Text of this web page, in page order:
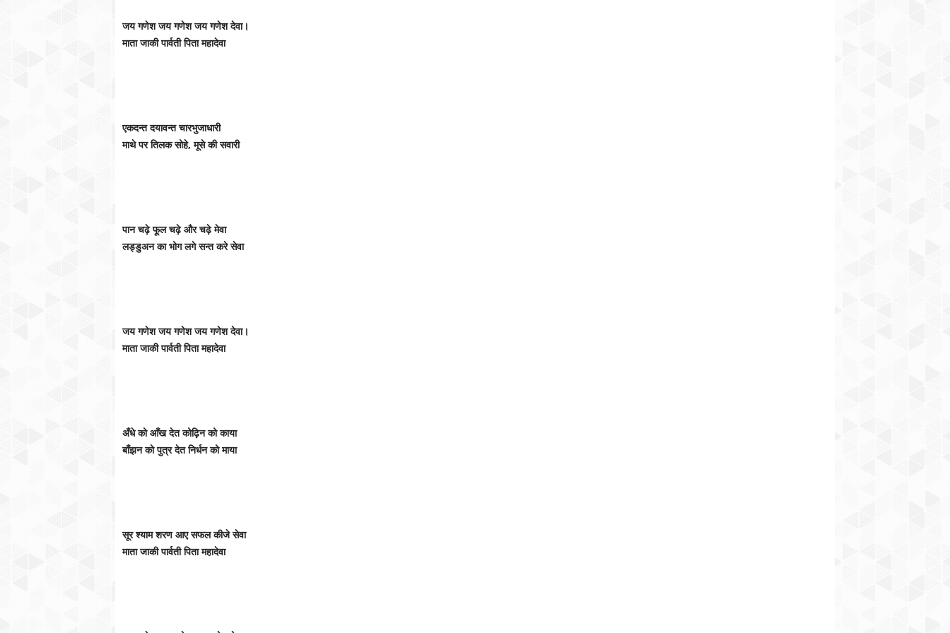
जय गणेश जय गणेश जय गणेश देवा।
माता जाकी पार्वती पिता महादेवा
एकदन्त दयावन्त चारभुजाधारी
माथे पर तिलक सोहे, मूसे की सवारी
पान चढ़े फूल चढ़े और चढ़े मेवा
लड्डुअन का भोग लगे सन्त करे सेवा
जय गणेश जय गणेश जय गणेश देवा।
माता जाकी पार्वती पिता महादेवा
अँधे को आँख देत कोढ़िन को काया
बाँझन को पुत्र देत निर्धन को माया
सूर श्याम शरण आए सफल कीजे सेवा
माता जाकी पार्वती पिता महादेवा